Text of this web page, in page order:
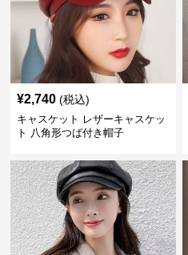
¥2,740 (税込)
キャスケット レザーキャスケッ
ト 八角形つば付き帽子